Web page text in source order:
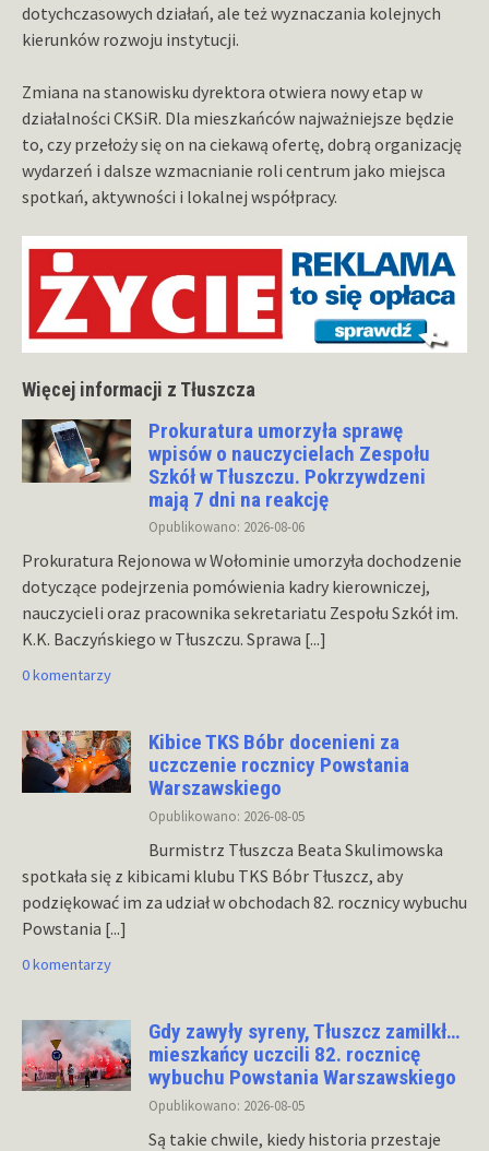
dotychczasowych działań, ale też wyznaczania kolejnych
kierunków rozwoju instytucji.
Zmiana na stanowisku dyrektora otwiera nowy etap w
działalności CKSiR. Dla mieszkańców najważniejsze będzie
to, czy przełoży się on na ciekawą ofertę, dobrą organizację
wydarzeń i dalsze wzmacnianie roli centrum jako miejsca
spotkań, aktywności i lokalnej współpracy.
Więcej informacji z Tłuszcza
Prokuratura umorzyła sprawę
wpisów o nauczycielach Zespołu
Szkół w Tłuszczu. Pokrzywdzeni
mają 7 dni na reakcję
Opublikowano: 2026-08-06
Prokuratura Rejonowa w Wołominie umorzyła dochodzenie
dotyczące podejrzenia pomówienia kadry kierowniczej,
nauczycieli oraz pracownika sekretariatu Zespołu Szkół im.
K.K. Baczyńskiego w Tłuszczu. Sprawa [...]
0 komentarzy
Kibice TKS Bóbr docenieni za
uczczenie rocznicy Powstania
Warszawskiego
Opublikowano: 2026-08-05
Burmistrz Tłuszcza Beata Skulimowska
spotkała się z kibicami klubu TKS Bóbr Tłuszcz, aby
podziękować im za udział w obchodach 82. rocznicy wybuchu
Powstania [...]
0 komentarzy
Gdy zawyły syreny, Tłuszcz zamilkł…
mieszkańcy uczcili 82. rocznicę
wybuchu Powstania Warszawskiego
Opublikowano: 2026-08-05
Są takie chwile, kiedy historia przestaje